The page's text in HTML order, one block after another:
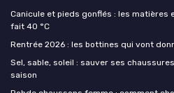
Canicule et pieds gonflés : les matières
fait 40 °C
Rentrée 2026 : les bottines qui vont
Sel, sable, soleil : sauver ses
saison